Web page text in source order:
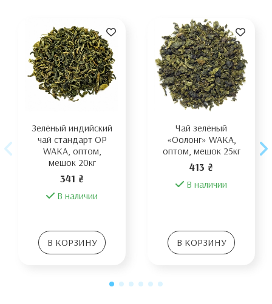
Зелёный индийский
чай стандарт OP
WAKA, оптом,
мешок 20кг
341 ₴
В наличии
В КОРЗИНУ
Чай зелёный
«Оолонг» WAKA,
оптом, мешок 25кг
413 ₴
В наличии
В КОРЗИНУ